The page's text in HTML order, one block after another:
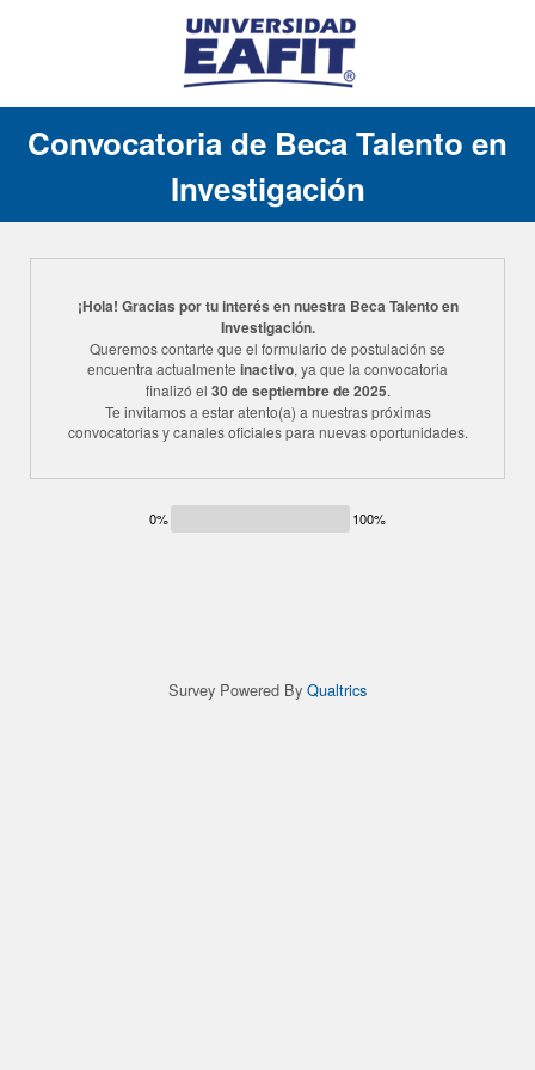
Convocatoria de Beca Talento en
Investigación
¡Hola! Gracias por tu interés en nuestra Beca Talento en
Investigación.
Queremos contarte que el formulario de postulación se
encuentra actualmente inactivo, ya que la convocatoria
finalizó el 30 de septiembre de 2025.
Te invitamos a estar atento(a) a nuestras próximas
convocatorias y canales oficiales para nuevas oportunidades.
0% 100%
Survey Powered By Qualtrics